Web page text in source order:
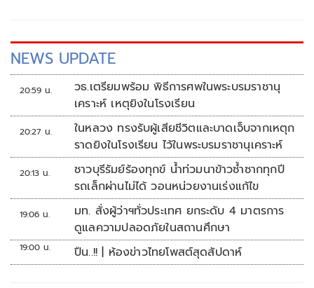
NEWS UPDATE
20:59 น.
วธ.เตรียมพร้อม พิธีการศพในพระบรมราชานุ
เคราะห์ เหตุยิงในโรงเรียน
20:27 น.
ในหลวง ทรงรับผู้เสียชีวิตและบาดเจ็บจากเหตุก
ราดยิงในโรงเรียน ไว้ในพระบรมราชานุเคราะห์
20:13 น.
ชาวบุรีรัมย์ร้องทุกข์ น้ำท่วมนาข้าวซ้ำซากทุกปี
รถเล็กผ่านไม่ได้ วอนหน่วยงานเร่งแก้ไข
19:06 น.
มท. สั่งผู้ว่าฯทั่วประเทศ ยกระดับ 4 มาตรการ
ดูแลความปลอดภัยในสถานศึกษา
19:00 น. ปืน..!! | ห้องข่าวไทยโพสต์สุดสัปดาห์